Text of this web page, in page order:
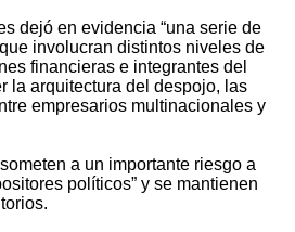
dejó en evidencia “una serie de
involucran distintos niveles de
financieras e integrantes del
la arquitectura del despojo, las
empresarios multinacionales y
a un importante riesgo a
políticos” y se mantienen